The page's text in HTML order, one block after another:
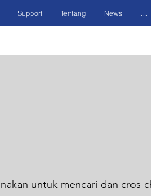
Support Tentang News ....
untuk mencari dan cros